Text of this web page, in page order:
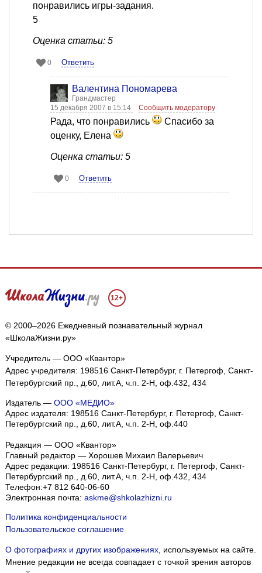
понравились игры-задания.
5
Оценка статьи: 5
0 Ответить
Валентина Пономарева
Грандмастер
15 декабря 2007 в 15:14
Сообщить модератору
Рада, что понравились
Спасибо за
оценку, Елена
Оценка статьи: 5
0 Ответить
12+
© 2000–2026 Ежедневный познавательный журнал
«ШколаЖизни.ру»
Учредитель — ООО «Квантор»
Адрес учредителя: 198516 Санкт-Петербург, г. Петергоф, Санкт-
Петербургский пр., д.60, лит.А, ч.п. 2-Н, оф.432, 434
Издатель — ООО «МЕДИО»
Адрес издателя: 198516 Санкт-Петербург, г. Петергоф, Санкт-
Петербургский пр., д.60, лит.А, ч.п. 2-Н, оф.440
Редакция — ООО «Квантор»
Главный редактор — Хорошев Михаил Валерьевич
Адрес редакции: 198516 Санкт-Петербург, г. Петергоф, Санкт-
Петербургский пр., д.60, лит.А, ч.п. 2-Н, оф.432, 434
Телефон:+7 812 640-06-60
Электронная почта: askme@shkolazhizni.ru
Политика конфиденциальности
Пользовательское соглашение
О фотографиях и других изображениях, используемых на сайте.
Мнение редакции не всегда совпадает с точкой зрения авторов